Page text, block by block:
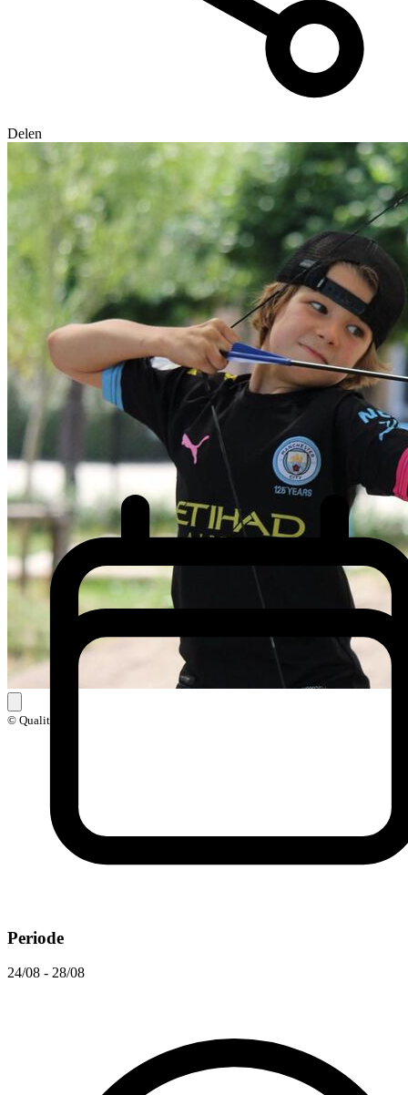
Delen
© Qualitri
Periode
24/08 - 28/08